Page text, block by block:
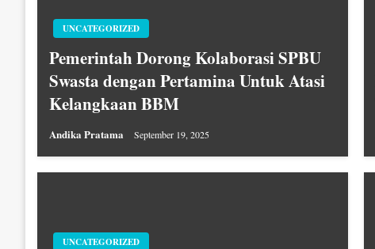
UNCATEGORIZED
Pemerintah Dorong Kolaborasi SPBU
Swasta dengan Pertamina Untuk Atasi
Kelangkaan BBM
Andika Pratama September 19, 2025
UNCATEGORIZED